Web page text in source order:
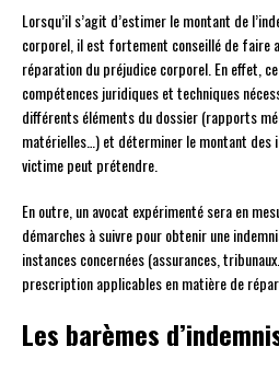
Lorsqu’il s’agit d’estimer le montant de
corporel, il est fortement conseillé de faire
réparation du préjudice corporel. En effet,
compétences juridiques et techniques
différents éléments du dossier (rapports
matérielles…) et déterminer le montant des
victime peut prétendre.
En outre, un avocat expérimenté sera en
démarches à suivre pour obtenir une
instances concernées (assurances,
prescription applicables en matière de
Les barèmes